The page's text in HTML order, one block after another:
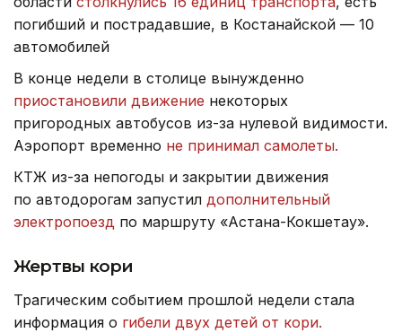
погибший и пострадавшие, в Костанайской — 10
автомобилей
В конце недели в столице вынужденно
приостановили движение некоторых
пригородных автобусов из-за нулевой видимости.
Аэропорт временно не принимал самолеты.
КТЖ из-за непогоды и закрытии движения
по автодорогам запустил дополнительный
электропоезд по маршруту «Астана-Кокшетау».
Жертвы кори
Трагическим событием прошлой недели стала
информация о гибели двух детей от кори.